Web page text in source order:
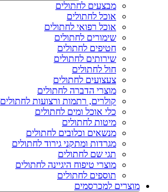
מבצעים לחתולים
אוכל לחתולים
אוכל רפואי לחתולים
שימורים לחתולים
חטיפים לחתולים
שירותים לחתולים
חול לחתולים
צעצועים לחתולים
מוצרי הדברה לחתולים
קולרים, רתמות ורצועות לחתולים
כלי אוכל ומים לחתולים
מיטות לחתולים
מנשאים וכלובים לחתולים
מגרדות ומתקני גירוד לחתולים
תגי שם לחתולים
מוצרי טיפוח היגיינה לחתולים
תוספים לחתולים
מוצרים למכרסמים